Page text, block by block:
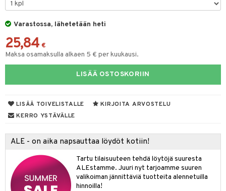
Varastossa, lähetetään heti
25,84 €
Maksa osamaksulla alkaen 5 € per kuukausi.
LISÄÄ OSTOSKORIIN
LISÄÄ TOIVELISTALLE
KIRJOITA ARVOSTELU
KERRO YSTÄVÄLLE
ALE - on aika napsauttaa löydöt kotiin!
Tartu tilaisuuteen tehdä löytöjä suuresta
ALEstamme. Juuri nyt tarjoamme suuren
valikoiman jännittäviä tuotteita alennetuilla
hinnoilla!
Kattilat
/ Outdoor
Siivous
Leivontavuoat